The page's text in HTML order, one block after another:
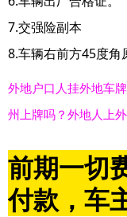
7.交强险副本
8.车辆右前方45度角
外地户口人挂外地车
州上牌吗？外地人上
前期一切
付款，车